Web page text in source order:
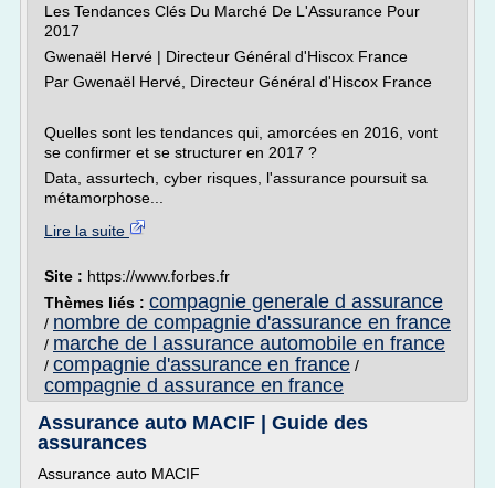
Les Tendances Clés Du Marché De L'Assurance Pour
2017
Gwenaël Hervé | Directeur Général d'Hiscox France
Par Gwenaël Hervé, Directeur Général d'Hiscox France
Quelles sont les tendances qui, amorcées en 2016, vont
se confirmer et se structurer en 2017 ?
Data, assurtech, cyber risques, l'assurance poursuit sa
métamorphose...
Lire la suite
Site : https://www.forbes.fr
Thèmes liés : compagnie generale d assurance
/ nombre de compagnie d'assurance en france
/ marche de l assurance automobile en france
/ compagnie d'assurance en france /
compagnie d assurance en france
Assurance auto MACIF | Guide des
assurances
Assurance auto MACIF